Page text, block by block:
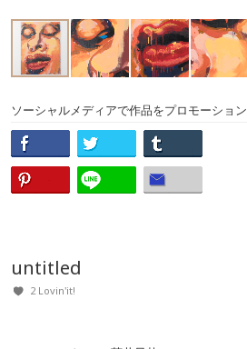
ソーシャルメディアで作品をプロモーション
untitled
2 Lovin'it!